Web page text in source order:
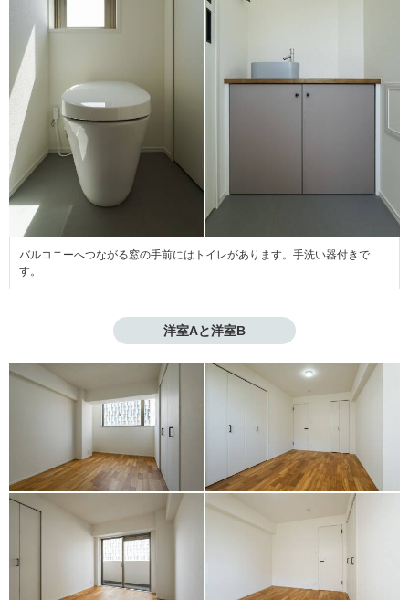
バルコニーへつながる窓の手前にはトイレがあります。手洗い器付きで
す。
洋室Aと洋室B